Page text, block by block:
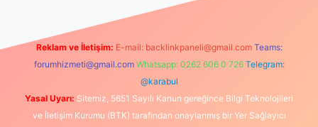
Reklam ve İletişim: E-mail: backlinkpaneli@gmail.com Teams:
forumhizmeti@gmail.com Whatsapp: 0262 606 0 726 Telegram:
@karabul
Yasal Uyarı: Sitemiz, 5651 Sayılı Kanun gereğince Bilgi Teknolojileri
ve İletişim Kurumu (BTK) tarafından onaylanmış bir Yer Sağlayıcı